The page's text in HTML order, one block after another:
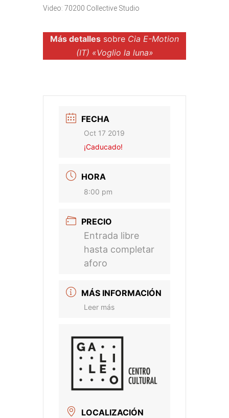
Video: 70200 Collective Studio
Más detalles sobre Cia E-Motion
(IT) «Voglio la luna»
FECHA
Oct 17 2019
¡Caducado!
HORA
8:00 pm
PRECIO
Entrada libre
hasta completar
aforo
MÁS INFORMACIÓN
Leer más
LOCALIZACIÓN